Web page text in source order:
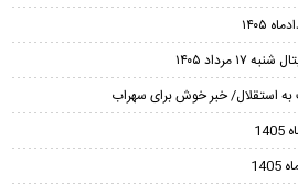
۱۴۰۵
به استقلال/ خبر خوش برای سهراب